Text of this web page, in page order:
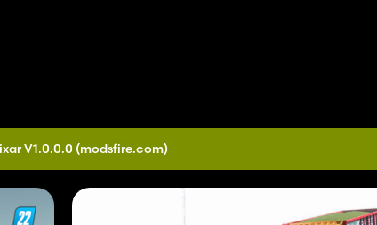
V1.0.0.0 (modsfire.com)